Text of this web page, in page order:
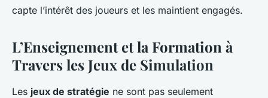
capte l’intérêt des joueurs et les maintient engagés.
L’Enseignement et la Formation à
Travers les Jeux de Simulation
Les jeux de stratégie ne sont pas seulement